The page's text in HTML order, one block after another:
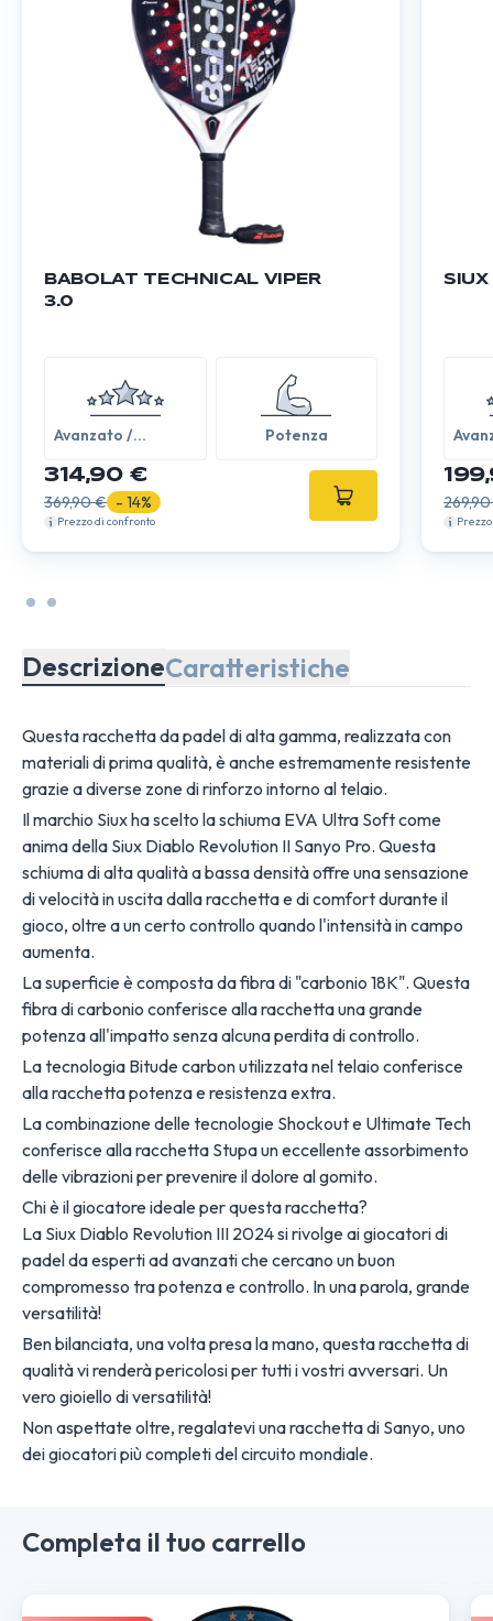
BABOLAT TECHNICAL VIPER
3.0
Avanzato /
Potenza
314,90 €
369,90 € - 14%
Prezzo di confronto
DescrizioneCaratteristiche
Questa racchetta da padel di alta gamma, realizzata con
materiali di prima qualità, è anche estremamente resistente
grazie a diverse zone di rinforzo intorno al telaio.
Il marchio Siux ha scelto la schiuma EVA Ultra Soft come
anima della Siux Diablo Revolution II Sanyo Pro. Questa
schiuma di alta qualità a bassa densità offre una sensazione
di velocità in uscita dalla racchetta e di comfort durante il
gioco, oltre a un certo controllo quando l'intensità in campo
aumenta.
La superficie è composta da fibra di "carbonio 18K". Questa
fibra di carbonio conferisce alla racchetta una grande
potenza all'impatto senza alcuna perdita di controllo.
La tecnologia Bitude carbon utilizzata nel telaio conferisce
alla racchetta potenza e resistenza extra.
La combinazione delle tecnologie Shockout e Ultimate Tech
conferisce alla racchetta Stupa un eccellente assorbimento
delle vibrazioni per prevenire il dolore al gomito.
Chi è il giocatore ideale per questa racchetta?
La Siux Diablo Revolution III 2024 si rivolge ai giocatori di
padel da esperti ad avanzati che cercano un buon
compromesso tra potenza e controllo. In una parola, grande
versatilità!
Ben bilanciata, una volta presa la mano, questa racchetta di
qualità vi renderà pericolosi per tutti i vostri avversari. Un
vero gioiello di versatilità!
Non aspettate oltre, regalatevi una racchetta di Sanyo, uno
dei giocatori più completi del circuito mondiale.
Completa il tuo carrello